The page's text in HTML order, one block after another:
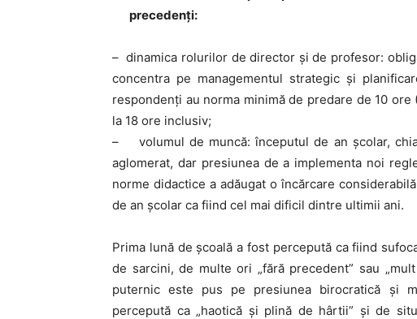
precedenți:
– dinamica rolurilor de director și de profesor:
concentra pe managementul strategic și
respondenți au norma minimă de predare de 10
la 18 ore inclusiv;
– volumul de muncă: începutul de an școlar,
aglomerat, dar presiunea de a implementa noi
norme didactice a adăugat o încărcare
de an școlar ca fiind cel mai dificil dintre ultimii ani.
Prima lună de școală a fost percepută ca fiind
de sarcini, de multe ori „fără precedent” sau
puternic este pus pe presiunea birocratică și
percepută ca „haotică și plină de hârtii” și de